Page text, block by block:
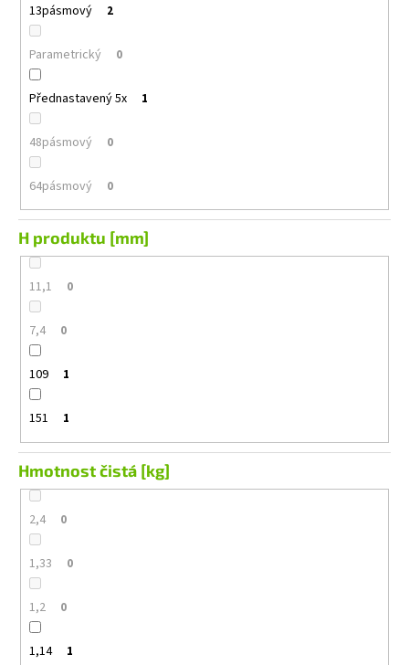
13pásmový 2
Parametrický 0
Přednastavený 5x 1
48pásmový 0
64pásmový 0
H produktu [mm]
11,1 0
7,4 0
109 1
151 1
Hmotnost čistá [kg]
2,4 0
1,33 0
1,2 0
1,14 1